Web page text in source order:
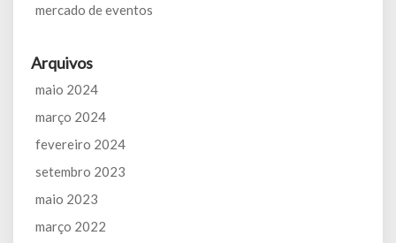
mercado de eventos
Arquivos
maio 2024
março 2024
fevereiro 2024
setembro 2023
maio 2023
março 2022